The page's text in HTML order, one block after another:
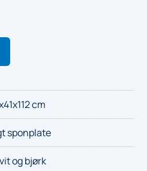
cm
sponplate
og bjørk